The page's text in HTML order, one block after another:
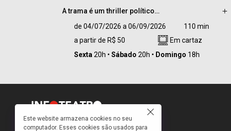
A trama é um thriller político…
ambientado no escritório de campanha de Édipo, um
candidato prestes a vencer uma eleição majoritária.
Conservando as unidades clássicas de tempo, espaço
sondagem existencial e um mergulho no
político que, sem saber, transgrediu leis civilizatórias
e que, por excesso de autoconfiança e orgulho,
engendra a própria ruína.
de 04/07/2026 a 06/09/2026
110 min
a partir de R$ 50
Em cartaz
Sexta 20h Sábado 20h Domingo 18h
Como faço para ir ao teatro? Onde compro
Este website armazena cookies no seu
computador. Esses cookies são usados para